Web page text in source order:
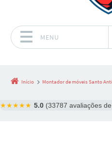
MENU
Início Montador de móveis Santo
★★★★★ 5.0 (33787 avaliações